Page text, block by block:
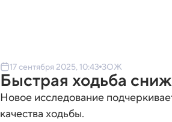
17 сентября 2025, 10:43 ЗОЖ
Быстрая ходьба
Новое исследование
качества ходьбы.